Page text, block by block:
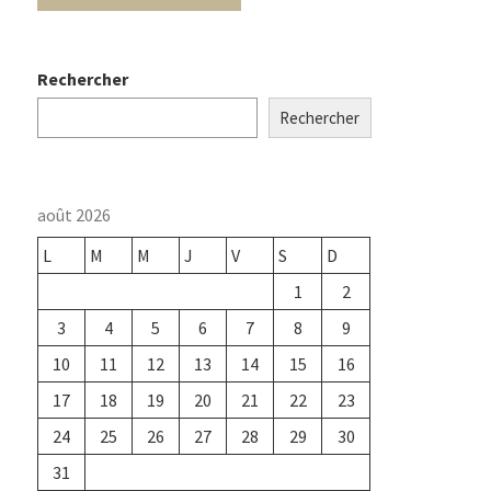
Rechercher
Rechercher
août 2026
L
M M J V S
D
1
2
3
4 5 6 7 8
9
10
11 12 13 14 15
16
17
18 19 20 21 22
23
24
25 26 27 28 29
30
31